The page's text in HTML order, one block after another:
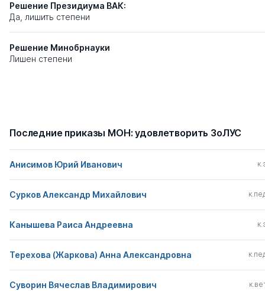
Решение Президиума ВАК:
Да, лишить степени
Решение Минобрнауки
Лишен степени
Последние приказы МОН: удовлетворить ЗоЛУС
Анисимов Юрий Иванович
Сурков Александр Михайлович
Канышева Раиса Андреевна
Терехова (Жаркова) Анна Александровна
Суворин Вячеслав Владимирович